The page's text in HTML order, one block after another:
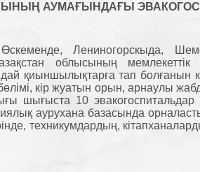
АУМАҒЫНДАҒЫ
Өскеменде, Лениногорскыда,
облысының мемлекеттік
қиыншылықтарға тап болғанын
кір жуатын орын, арнаулы
шығыста 10 эвакогоспитальдар
аурухана базасында
техникумдардың,